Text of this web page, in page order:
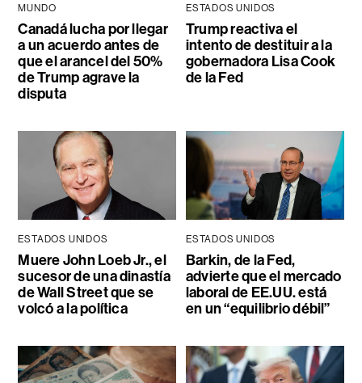
MUNDO
Canadá lucha por llegar
a un acuerdo antes de
que el arancel del 50%
de Trump agrave la
disputa
ESTADOS UNIDOS
Trump reactiva el
intento de destituir a la
gobernadora Lisa Cook
de la Fed
ESTADOS UNIDOS
Muere John Loeb Jr., el
sucesor de una dinastía
de Wall Street que se
volcó a la política
ESTADOS UNIDOS
Barkin, de la Fed,
advierte que el mercado
laboral de EE.UU. está
en un “equilibrio débil”